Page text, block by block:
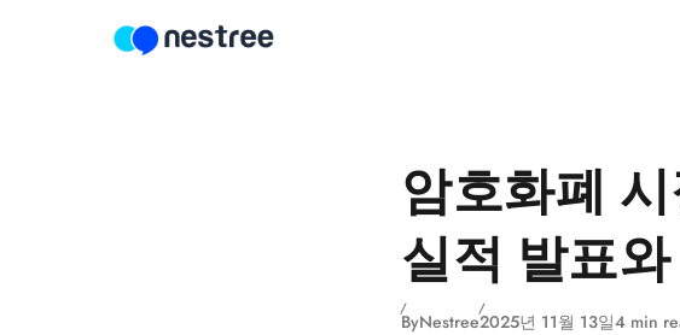
암호화폐
실적 발표
ByNestree2025년 11월 13일4 min